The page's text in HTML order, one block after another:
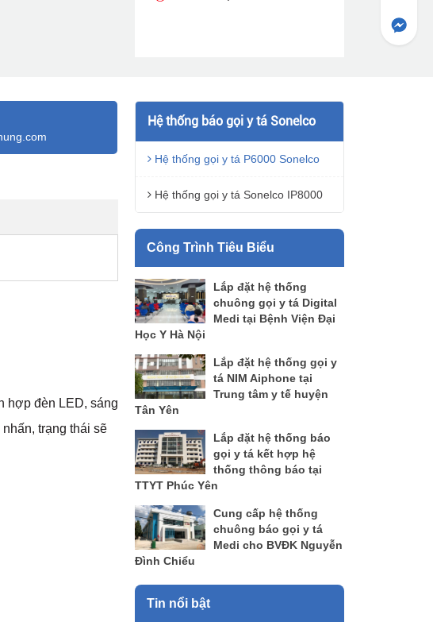
hợp đèn LED, sáng
trạng thái sẽ
Hệ thống báo gọi y tá Sonelco
Hệ thống gọi y tá P6000 Sonelco
Hệ thống gọi y tá Sonelco IP8000
Công Trình Tiêu Biểu
Lắp đặt hệ thống
chuông gọi y tá Digital
Medi tại Bệnh Viện Đại
Học Y Hà Nội
Lắp đặt hệ thống gọi y
tá NIM Aiphone tại
Trung tâm y tế huyện
Tân Yên
Lắp đặt hệ thống báo
gọi y tá kết hợp hệ
thống thông báo tại
TTYT Phúc Yên
Cung cấp hệ thống
chuông báo gọi y tá
Medi cho BVĐK Nguyễn
Đình Chiểu
Tin nổi bật